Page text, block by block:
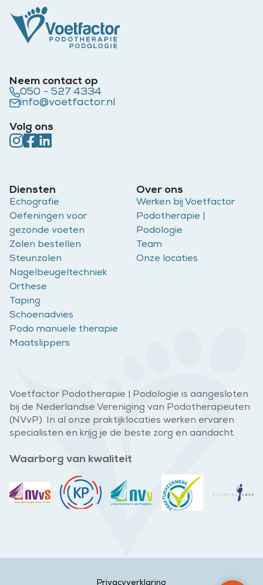
Voetfactor Podotherapie | Podologie is aangesloten
bij de Nederlandse Vereniging van Podotherapeuten
(NVvP). In al onze praktijklocaties werken ervaren
specialisten en krijg je de beste zorg en aandacht.
Waarborg van kwaliteit
Neem contact op
050 - 527 4334
info@voetfactor.nl
Volg ons
Diensten
Echografie
Oefeningen voor
gezonde voeten
Zolen bestellen
Steunzolen
Nagelbeugeltechniek
Orthese
Taping
Schoenadvies
Podo manuele therapie
Maatslippers
Over ons
Werken bij Voetfactor
Podotherapie |
Podologie
Team
Onze locaties
Privacyverklaring